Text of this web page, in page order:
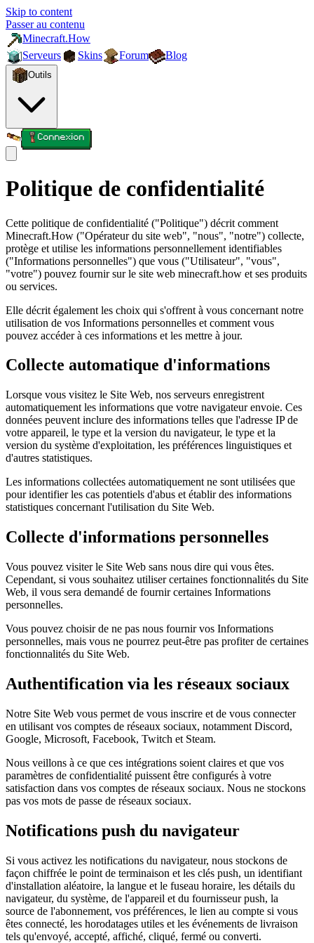
Skip to content
Passer au contenu
Minecraft.How
Serveurs
Skins Forum Blog
Outils
Connexion
Politique de confidentialité
Cette politique de confidentialité ("Politique") décrit comment
Minecraft.How ("Opérateur du site web", "nous", "notre") collecte,
protège et utilise les informations personnellement identifiables
("Informations personnelles") que vous ("Utilisateur", "vous",
"votre") pouvez fournir sur le site web minecraft.how et ses produits
ou services.
Elle décrit également les choix qui s'offrent à vous concernant notre
utilisation de vos Informations personnelles et comment vous
pouvez accéder à ces informations et les mettre à jour.
Collecte automatique d'informations
Lorsque vous visitez le Site Web, nos serveurs enregistrent
automatiquement les informations que votre navigateur envoie. Ces
données peuvent inclure des informations telles que l'adresse IP de
votre appareil, le type et la version du navigateur, le type et la
version du système d'exploitation, les préférences linguistiques et
d'autres statistiques.
Les informations collectées automatiquement ne sont utilisées que
pour identifier les cas potentiels d'abus et établir des informations
statistiques concernant l'utilisation du Site Web.
Collecte d'informations personnelles
Vous pouvez visiter le Site Web sans nous dire qui vous êtes.
Cependant, si vous souhaitez utiliser certaines fonctionnalités du Site
Web, il vous sera demandé de fournir certaines Informations
personnelles.
Vous pouvez choisir de ne pas nous fournir vos Informations
personnelles, mais vous ne pourrez peut-être pas profiter de certaines
fonctionnalités du Site Web.
Authentification via les réseaux sociaux
Notre Site Web vous permet de vous inscrire et de vous connecter
en utilisant vos comptes de réseaux sociaux, notamment Discord,
Google, Microsoft, Facebook, Twitch et Steam.
Nous veillons à ce que ces intégrations soient claires et que vos
paramètres de confidentialité puissent être configurés à votre
satisfaction dans vos comptes de réseaux sociaux. Nous ne stockons
pas vos mots de passe de réseaux sociaux.
Notifications push du navigateur
Si vous activez les notifications du navigateur, nous stockons de
façon chiffrée le point de terminaison et les clés push, un identifiant
d'installation aléatoire, la langue et le fuseau horaire, les détails du
navigateur, du système, de l'appareil et du fournisseur push, la
source de l'abonnement, vos préférences, le lien au compte si vous
êtes connecté, les horodatages utiles et les événements de livraison
tels qu'envoyé, accepté, affiché, cliqué, fermé ou converti.